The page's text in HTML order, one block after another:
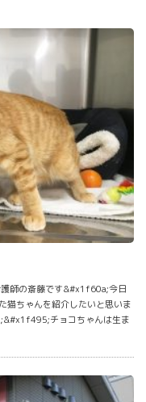
師の斎藤です&#x1f60a;今日
猫ちゃんを紹介したいと思いま
チョコちゃんは生ま